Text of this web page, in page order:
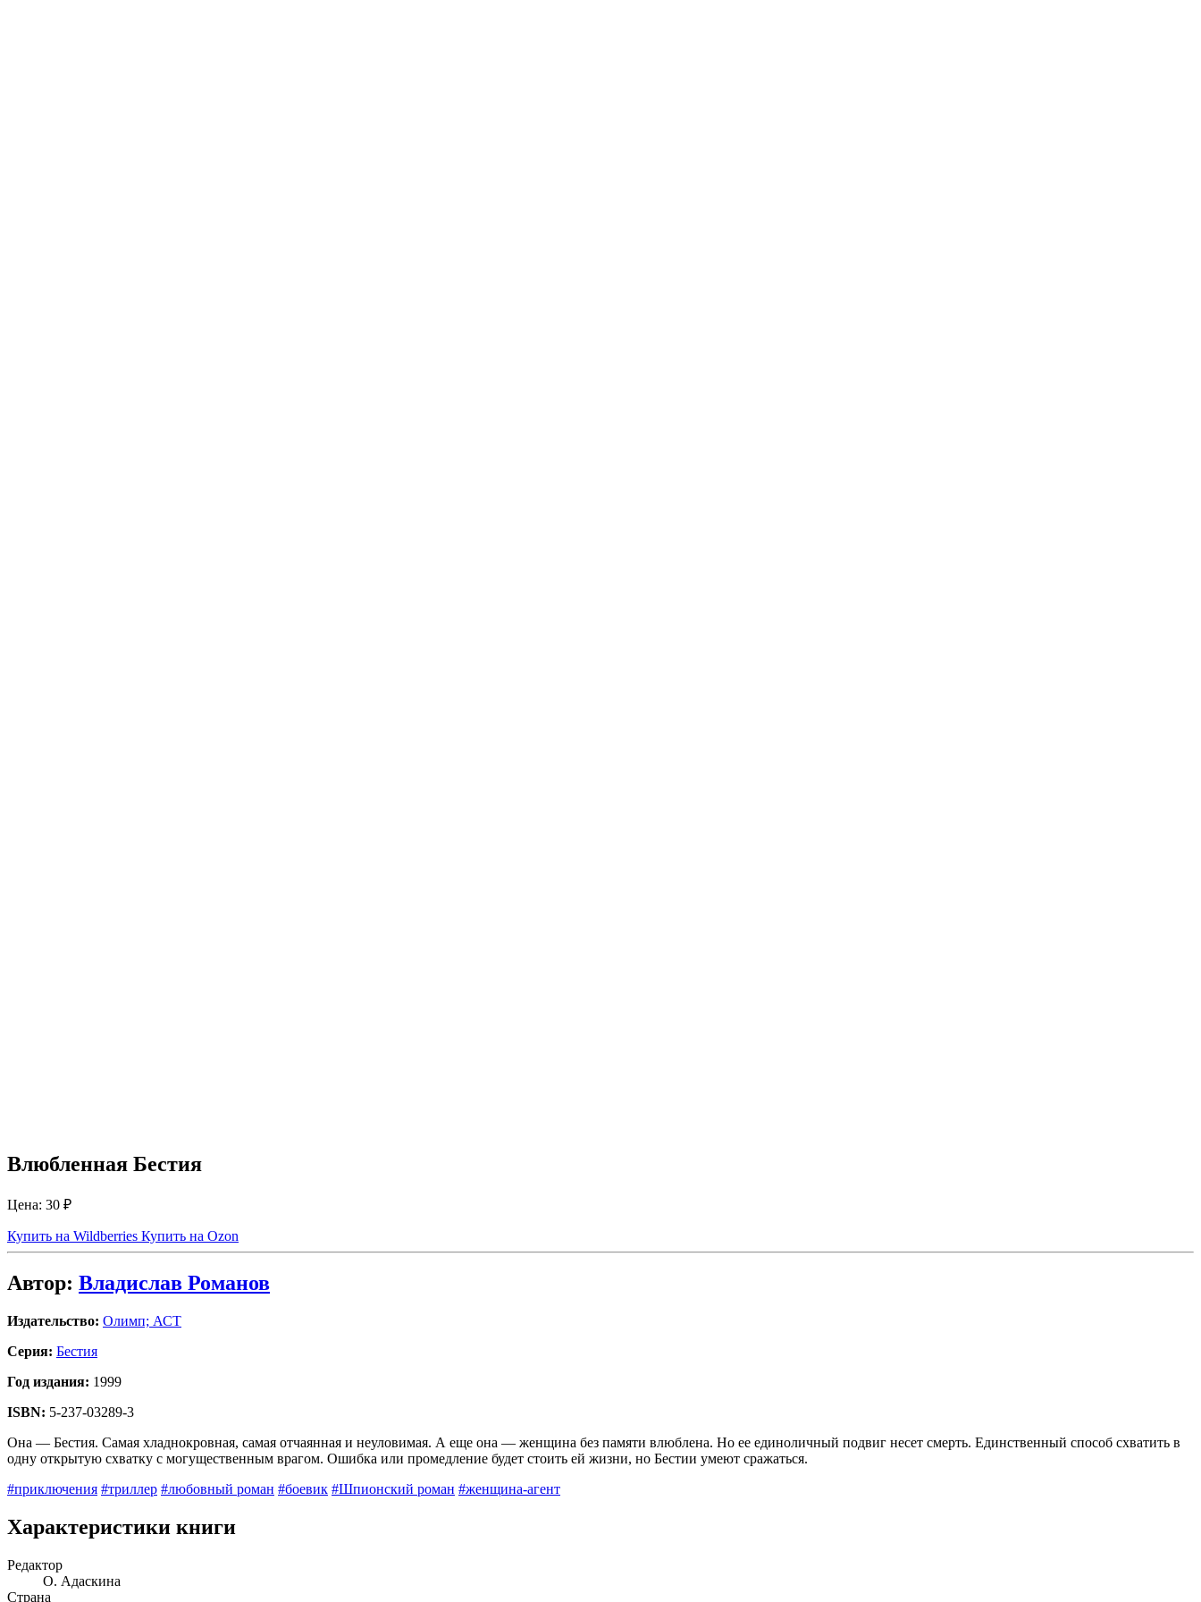
Влюбленная Бестия
Цена: 30 ₽
Купить на Wildberries Купить на Ozon
Автор: Владислав Романов
Издательство: Олимп; АСТ
Серия: Бестия
Год издания: 1999
ISBN: 5-237-03289-3
Она — Бестия. Самая хладнокровная, самая отчаянная и неуловимая. А еще она — женщина без памяти влюблена. Но ее единоличный подвиг несет смерть. Единственный способ схватить в
одну открытую схватку с могущественным врагом. Ошибка или промедление будет стоить ей жизни, но Бестии умеют сражаться.
#приключения #триллер #любовный роман #боевик #Шпионский роман #женщина-агент
Характеристики книги
Редактор
О. Адаскина
Страна